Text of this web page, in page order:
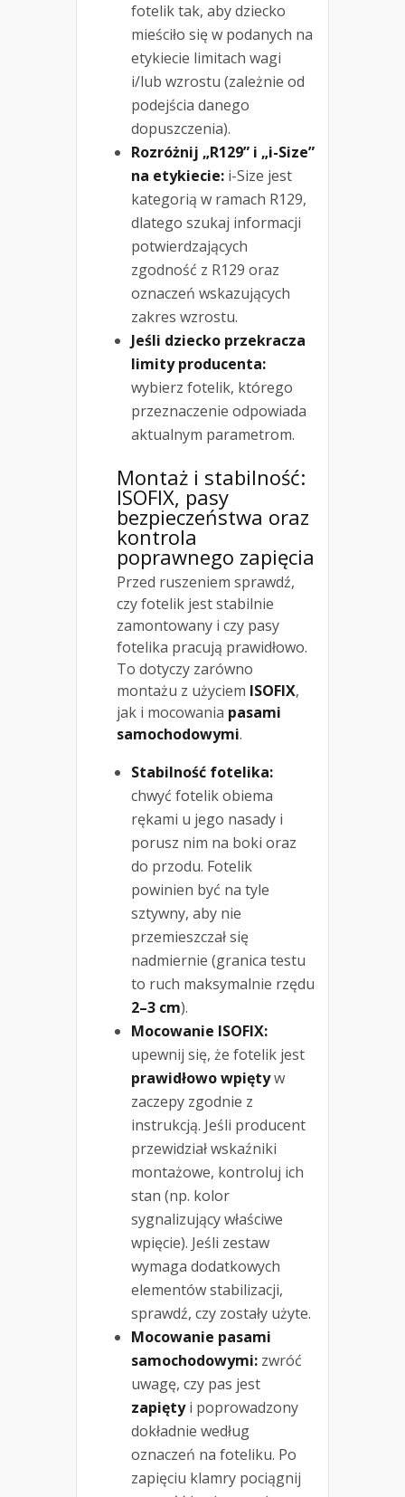
fotelik tak, aby dziecko
mieściło się w podanych na
etykiecie limitach wagi
i/lub wzrostu (zależnie od
podejścia danego
dopuszczenia).
Rozróżnij „R129” i „i-Size”
na etykiecie: i-Size jest
kategorią w ramach R129,
dlatego szukaj informacji
potwierdzających
zgodność z R129 oraz
oznaczeń wskazujących
zakres wzrostu.
Jeśli dziecko przekracza
limity producenta:
wybierz fotelik, którego
przeznaczenie odpowiada
aktualnym parametrom.
Montaż i stabilność:
ISOFIX, pasy
bezpieczeństwa oraz
kontrola
poprawnego zapięcia
Przed ruszeniem sprawdź,
czy fotelik jest stabilnie
zamontowany i czy pasy
fotelika pracują prawidłowo.
To dotyczy zarówno
montażu z użyciem ISOFIX,
jak i mocowania pasami
samochodowymi.
Stabilność fotelika:
chwyć fotelik obiema
rękami u jego nasady i
porusz nim na boki oraz
do przodu. Fotelik
powinien być na tyle
sztywny, aby nie
przemieszczał się
nadmiernie (granica testu
to ruch maksymalnie rzędu
2–3 cm).
Mocowanie ISOFIX:
upewnij się, że fotelik jest
prawidłowo wpiętyw
zaczepy zgodnie z
instrukcją. Jeśli producent
przewidział wskaźniki
montażowe, kontroluj ich
stan (np. kolor
sygnalizujący właściwe
wpięcie). Jeśli zestaw
wymaga dodatkowych
elementów stabilizacji,
sprawdź, czy zostały użyte.
Mocowanie pasami
samochodowymi: zwróć
uwagę, czy pas jest
zapiętyi poprowadzony
dokładnie według
oznaczeń na foteliku. Po
zapięciu klamry pociągnij